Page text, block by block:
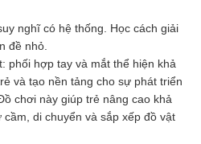
nghĩ có hệ thống. Học cách giải
đề nhỏ.
phối hợp tay và mắt thể hiện khả
và tạo nền tảng cho sự phát triển
chơi này giúp trẻ nâng cao khả
di chuyển và sắp xếp đồ vật